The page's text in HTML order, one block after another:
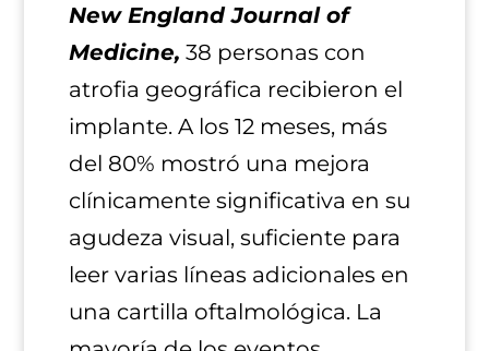
New England Journal of
Medicine, 38 personas con
atrofia geográfica recibieron el
implante. A los 12 meses, más
del 80% mostró una mejora
clínicamente significativa en su
agudeza visual, suficiente para
leer varias líneas adicionales en
una cartilla oftalmológica. La